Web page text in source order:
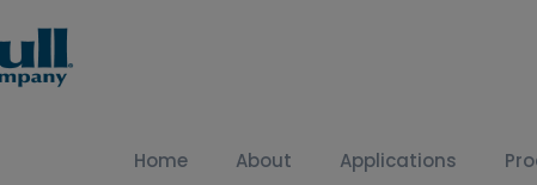
Home About Applications